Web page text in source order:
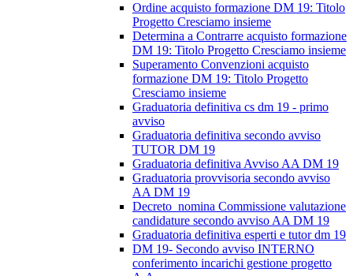
Ordine acquisto formazione DM 19: Titolo
Progetto Cresciamo insieme
Determina a Contrarre acquisto formazione
DM 19: Titolo Progetto Cresciamo insieme
Superamento Convenzioni acquisto
formazione DM 19: Titolo Progetto
Cresciamo insieme
Graduatoria definitiva cs dm 19 - primo
avviso
Graduatoria definitiva secondo avviso
TUTOR DM 19
Graduatoria definitiva Avviso AA DM 19
Graduatoria provvisoria secondo avviso
AA DM 19
Decreto_nomina Commissione valutazione
candidature secondo avviso AA DM 19
Graduatoria definitiva esperti e tutor dm 19
DM 19- Secondo avviso INTERNO
conferimento incarichi gestione progetto